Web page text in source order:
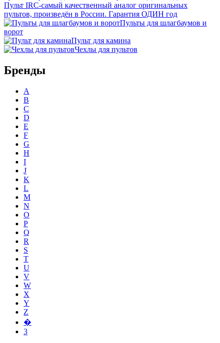
Пульт IRC-самый качественный аналог оригинальных
пультов, произведён в России. Гарантия ОДИН год
Пульты для шлагбаумов и
ворот
Пульт для камина
Чехлы для пультов
Бренды
A
B
C
D
E
F
G
H
I
J
K
L
M
N
O
P
Q
R
S
T
U
V
W
X
Y
Z
�
3